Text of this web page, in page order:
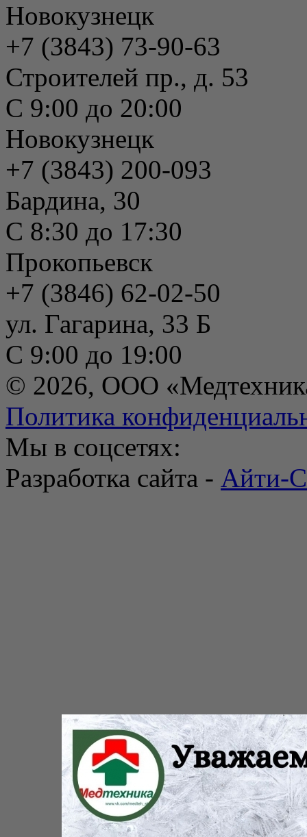
Новокузнецк
+7 (3843) 73-90-63
Строителей пр., д. 53
С 9:00 до 20:00
Новокузнецк
+7 (3843) 200-093
Бардина, 30
С 8:30 до 17:30
Прокопьевск
+7 (3846) 62-02-50
ул. Гагарина, 33 Б
С 9:00 до 19:00
© 2026, ООО
Политика
Мы в соцсетях:
Разработка сайта - Айти-